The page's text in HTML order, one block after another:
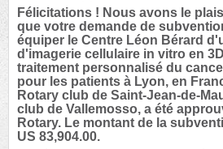
Félicitations ! Nous avons le
que votre demande de
équiper le Centre Léon Bérard
d'imagerie cellulaire in vitro en
traitement personnalisé du
pour les patients à Lyon, en
Rotary club de Saint-Jean-de-
club de Vallemosso, a été
Rotary. Le montant de la
US 83,904.00.